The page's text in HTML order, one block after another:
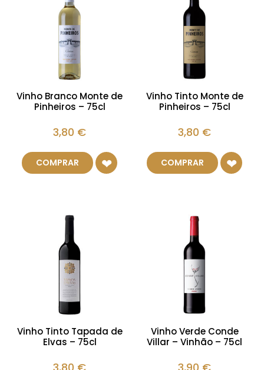
Vinho Branco Monte de
Pinheiros – 75cl
3,80 €
COMPRAR
Vinho Tinto Monte de
Pinheiros – 75cl
3,80 €
COMPRAR
Vinho Tinto Tapada de
Elvas – 75cl
Vinho Verde Conde
Villar – Vinhão – 75cl